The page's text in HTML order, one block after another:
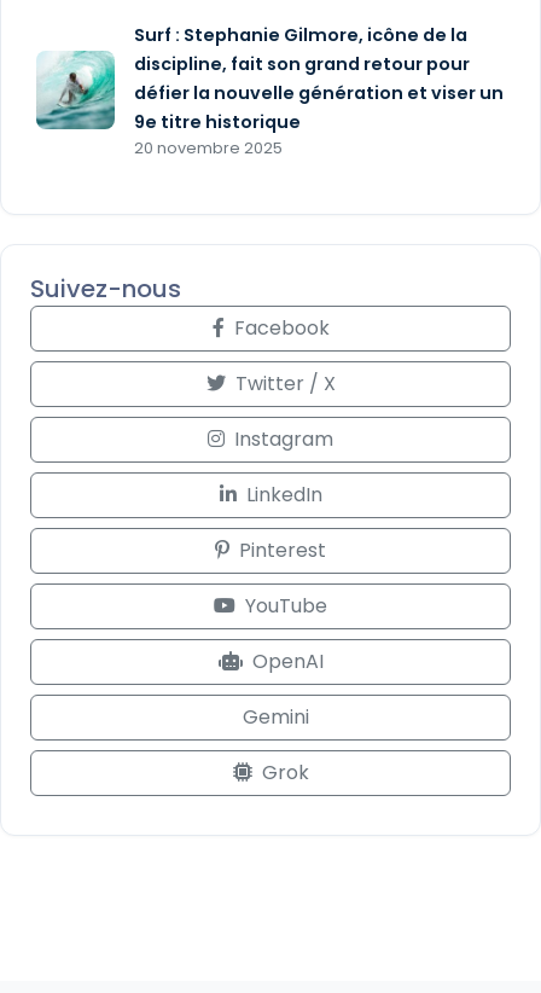
Surf : Stephanie Gilmore, icône de la
discipline, fait son grand retour pour
défier la nouvelle génération et viser un
9e titre historique
20 novembre 2025
Suivez-nous
Facebook
Twitter / X
Instagram
LinkedIn
Pinterest
YouTube
OpenAI
Gemini
Grok